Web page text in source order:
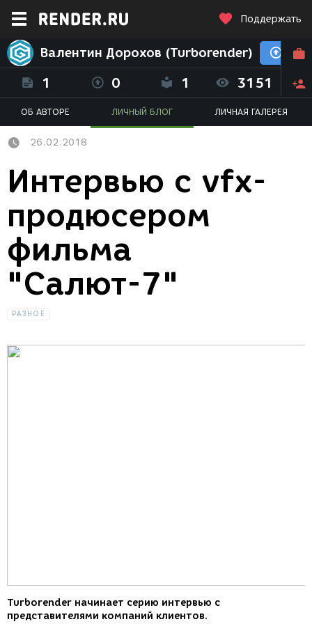
Поддержать
Валентин Дорохов (Turborender)
1 0 1 3151
ОБ АВТОРЕ ЛИЧНЫЙ БЛОГ ЛИЧНАЯ ГАЛЕРЕЯ
26.02.2018
Интервью с vfx-
продюсером
фильма
"Салют-7"
РАЗНОЕ
Turborender начинает серию интервью с
представителями компаний клиентов.